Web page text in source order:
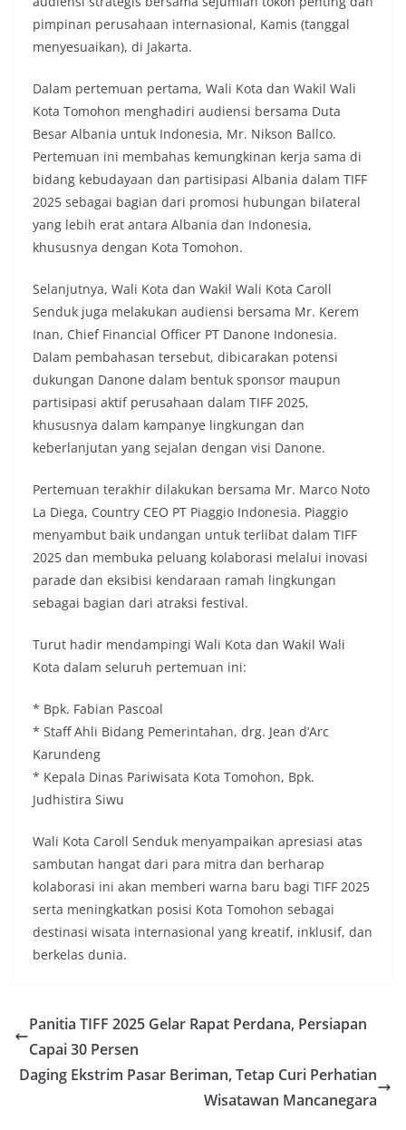
pimpinan perusahaan internasional, Kamis (tanggal
menyesuaikan), di Jakarta.
Dalam pertemuan pertama, Wali Kota dan Wakil Wali
Kota Tomohon menghadiri audiensi bersama Duta
Besar Albania untuk Indonesia, Mr. Nikson Ballco.
Pertemuan ini membahas kemungkinan kerja sama di
bidang kebudayaan dan partisipasi Albania dalam TIFF
2025 sebagai bagian dari promosi hubungan bilateral
yang lebih erat antara Albania dan Indonesia,
khususnya dengan Kota Tomohon.
Selanjutnya, Wali Kota dan Wakil Wali Kota Caroll
Senduk juga melakukan audiensi bersama Mr. Kerem
Inan, Chief Financial Officer PT Danone Indonesia.
Dalam pembahasan tersebut, dibicarakan potensi
dukungan Danone dalam bentuk sponsor maupun
partisipasi aktif perusahaan dalam TIFF 2025,
khususnya dalam kampanye lingkungan dan
keberlanjutan yang sejalan dengan visi Danone.
Pertemuan terakhir dilakukan bersama Mr. Marco Noto
La Diega, Country CEO PT Piaggio Indonesia. Piaggio
menyambut baik undangan untuk terlibat dalam TIFF
2025 dan membuka peluang kolaborasi melalui inovasi
parade dan eksibisi kendaraan ramah lingkungan
sebagai bagian dari atraksi festival.
Turut hadir mendampingi Wali Kota dan Wakil Wali
Kota dalam seluruh pertemuan ini:
* Bpk. Fabian Pascoal
* Staff Ahli Bidang Pemerintahan, drg. Jean d’Arc
Karundeng
* Kepala Dinas Pariwisata Kota Tomohon, Bpk.
Judhistira Siwu
Wali Kota Caroll Senduk menyampaikan apresiasi atas
sambutan hangat dari para mitra dan berharap
kolaborasi ini akan memberi warna baru bagi TIFF 2025
serta meningkatkan posisi Kota Tomohon sebagai
destinasi wisata internasional yang kreatif, inklusif, dan
berkelas dunia.
Panitia TIFF 2025 Gelar Rapat Perdana, Persiapan
Capai 30 Persen
Daging Ekstrim Pasar Beriman, Tetap Curi Perhatian
Wisatawan Mancanegara